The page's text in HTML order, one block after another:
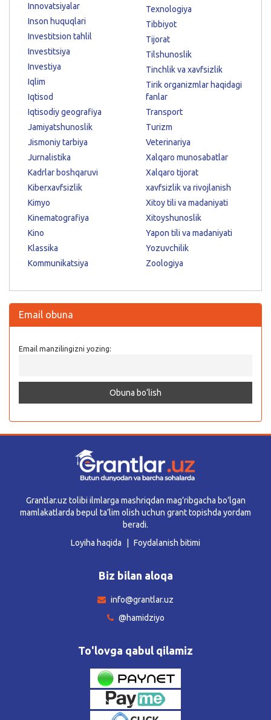
Innovatsiyalar
Inson huquqlari
Investitsion tahlil
Investitsiya
Investiya
Iqlim
Iqtisod
Iqtisodiy geografiya
Jamiyatshunoslik
Jismoniy tarbiya
Jurnalistika
Kadrlar boshqaruvi
Kiberxavfsizlik
Kimyo
Kinematografiya
Kino
Klassika
Kommunikatsiya
Texnologiya
Tibbiyot
Tijorat
Tilshunoslik
Tinchlik va xavfsizlik
Tirik organizmlar haqidagi
fanlar
Transport
Turizm
Veterinariya
Xalqaro munosabatlar
Xalqaro tijorat
xavfsizlik va rivojlanish
Xitoy tili va madaniyati
Xitoyshunoslik
Yapon tili va madaniyati
Yozuvchilik
Zoologiya
Email obuna
Email manzilingizni yozing:
Grantlar.uz tolibi ilmlarga mashriqdan mag’ribgacha bo’lgan
mamlakatlarda bepul ta’lim olish uchun grant topishda yordam
beradi.
Loyiha haqida
Foydalanish bitimi
Biz bilan aloqa
info@grantlar.uz
@hamidziyo
To'lovga qabul qilamiz